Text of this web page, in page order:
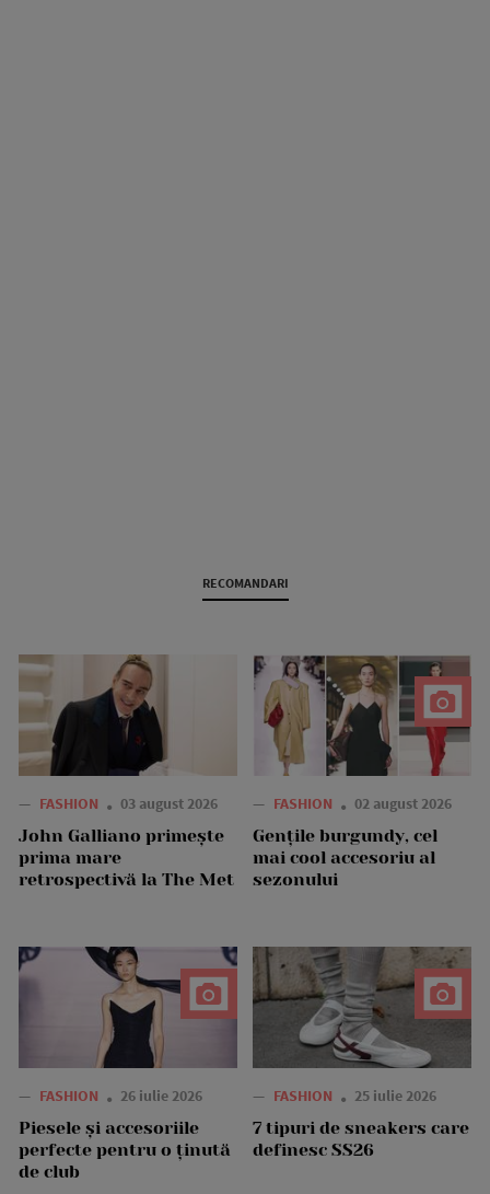
RECOMANDARI
— FASHION 03 august 2026
John Galliano primește
prima mare
retrospectivă la The Met
— FASHION 02 august 2026
Gențile burgundy, cel
mai cool accesoriu al
sezonului
— FASHION 26 iulie 2026
Piesele și accesoriile
perfecte pentru o ținută
de club
— FASHION 25 iulie 2026
7 tipuri de sneakers care
definesc SS26